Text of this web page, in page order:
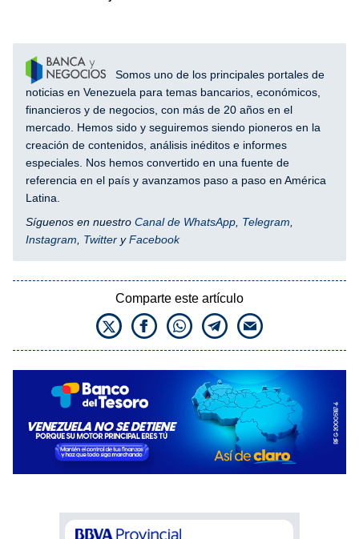
Somos uno de los principales portales de
noticias en Venezuela para temas bancarios, económicos,
financieros y de negocios, con más de 20 años en el
mercado. Hemos sido y seguiremos siendo pioneros en la
creación de contenidos, análisis inéditos e informes
especiales. Nos hemos convertido en una fuente de
referencia en el país y avanzamos paso a paso en América
Latina.
Síguenos en nuestro Canal de WhatsApp, Telegram,
Instagram, Twitter yFacebook
Comparte este artículo